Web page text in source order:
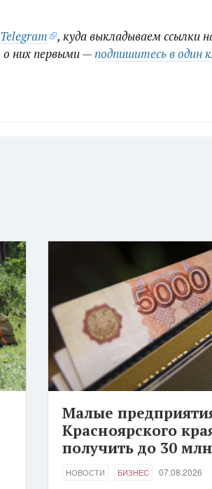
Telegram
, куда выкладываем ссылки
них первыми — подпишитесь в один
Малые
Красноярского
получить до 30
НОВОСТИ БИЗНЕС 07.08.2026